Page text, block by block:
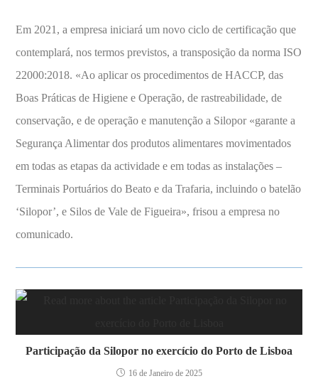
Em 2021, a empresa iniciará um novo ciclo de certificação que
contemplará, nos termos previstos, a transposição da norma ISO
22000:2018. «Ao aplicar os procedimentos de HACCP, das
Boas Práticas de Higiene e Operação, de rastreabilidade, de
conservação, e de operação e manutenção a Silopor «garante a
Segurança Alimentar dos produtos alimentares movimentados
em todas as etapas da actividade e em todas as instalações –
Terminais Portuários do Beato e da Trafaria, incluindo o batelão
‘Silopor’, e Silos de Vale de Figueira», frisou a empresa no
comunicado.
Participação da Silopor no exercício do Porto de Lisboa
16 de Janeiro de 2025